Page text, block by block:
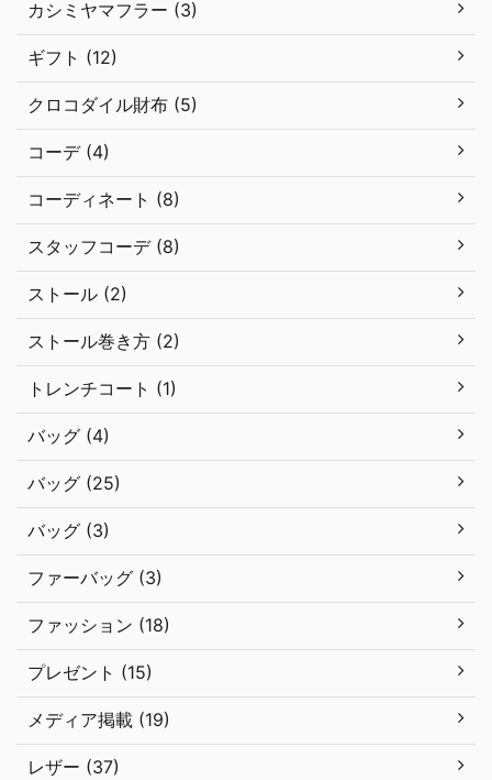
カシミヤマフラー (3)
ギフト (12)
クロコダイル財布 (5)
コーデ (4)
コーディネート (8)
スタッフコーデ (8)
ストール (2)
ストール巻き方 (2)
トレンチコート (1)
バッグ (4)
バッグ (25)
バッグ (3)
ファーバッグ (3)
ファッション (18)
プレゼント (15)
メディア掲載 (19)
レザー (37)